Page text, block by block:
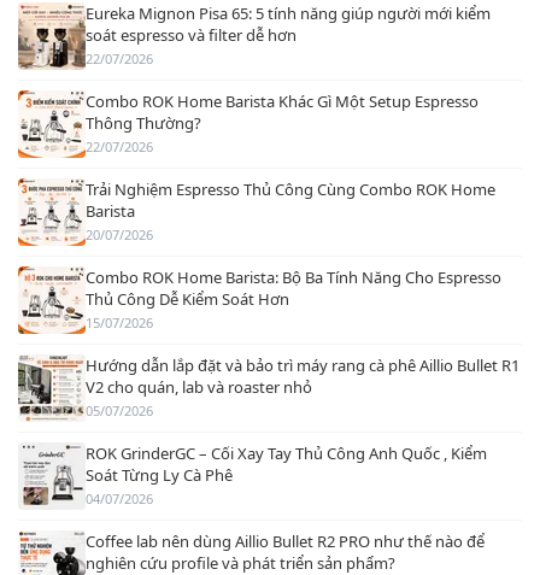
Eureka Mignon Pisa 65: 5 tính năng giúp người mới kiểm
soát espresso và filter dễ hơn
22/07/2026
Combo ROK Home Barista Khác Gì Một Setup Espresso
Thông Thường?
22/07/2026
Trải Nghiệm Espresso Thủ Công Cùng Combo ROK Home
Barista
20/07/2026
Combo ROK Home Barista: Bộ Ba Tính Năng Cho Espresso
Thủ Công Dễ Kiểm Soát Hơn
15/07/2026
Hướng dẫn lắp đặt và bảo trì máy rang cà phê Aillio Bullet R1
V2 cho quán, lab và roaster nhỏ
05/07/2026
ROK GrinderGC – Cối Xay Tay Thủ Công Anh Quốc , Kiểm
Soát Từng Ly Cà Phê
04/07/2026
Coffee lab nên dùng Aillio Bullet R2 PRO như thế nào để
nghiên cứu profile và phát triển sản phẩm?